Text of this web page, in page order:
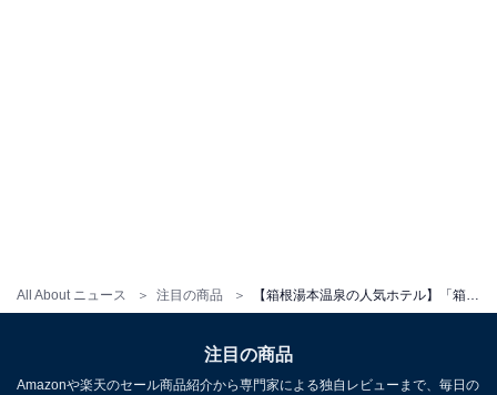
All About ニュース 注目の商品
※掲載されている情報は記事公開時のものです。あらか
また、記事中の宿泊プランを予約すると、売上の一部が
注目の商品
Amazonや楽天のセール商品紹介から専門家による独自レビューまで、毎日の